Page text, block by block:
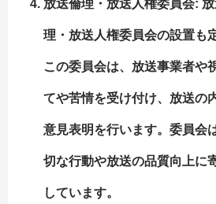
放送倫理・放送人権委員会:
理・放送人権委員会の設置も
この委員会は、放送事業者や
てや苦情を受け付け、放送の
意見表明を行います。委員会
切な行動や放送の品質向上に
しています。